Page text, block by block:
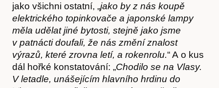
jako všichni ostatní, „jako by z nás koupě
elektrického topinkovače a japonské lampy
měla udělat jiné bytosti, stejně jako jsme
v patnácti doufali, že nás změní znalost
výrazů, které zrovna letí, a rokenrolu.“ A o kus
dál hořké konstatování: „Chodilo se na Vlasy.
V letadle, unášejícím hlavního hrdinu do